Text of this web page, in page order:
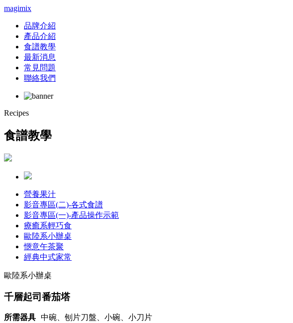
magimix
品牌介紹
產品介紹
食譜教學
最新消息
常見問題
聯絡我們
Recipes
食譜教學
營養果汁
影音專區(二)-各式食譜
影音專區(一)-產品操作示範
療癒系輕巧食
歐陸系小辦桌
愜意午茶聚
經典中式家常
歐陸系小辦桌
千層起司番茄塔
所需器具 中碗、刨片刀盤、小碗、小刀片